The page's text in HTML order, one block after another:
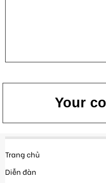
Your
Trang chủ
Diễn đàn